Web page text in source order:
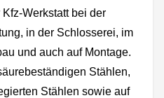
Werkstatt bei der
in der Schlosserei, im
und auch auf Montage.
Stählen,
Stählen sowie auf